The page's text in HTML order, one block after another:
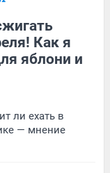
Как я
яблони и
ли ехать в
— мнение